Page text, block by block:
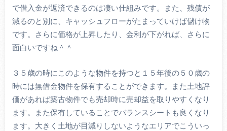
で借入金が返済できるのは凄い仕組みです。また、残債が
減るのと別に、キャッシュフローがたまっていけば儲け物
です。さらに価格が上昇したり、金利が下がれば、さらに
面白いですね＾＾
３５歳の時にこのような物件を持つと１５年後の５０歳の
時には無借金物件を保有することができます。また土地評
価があれば築古物件でも売却時に売却益を取りやすくなり
ます。また保有していることでバランスシートも良くなり
ます。大きく土地が目減りしないようなエリアでこういっ